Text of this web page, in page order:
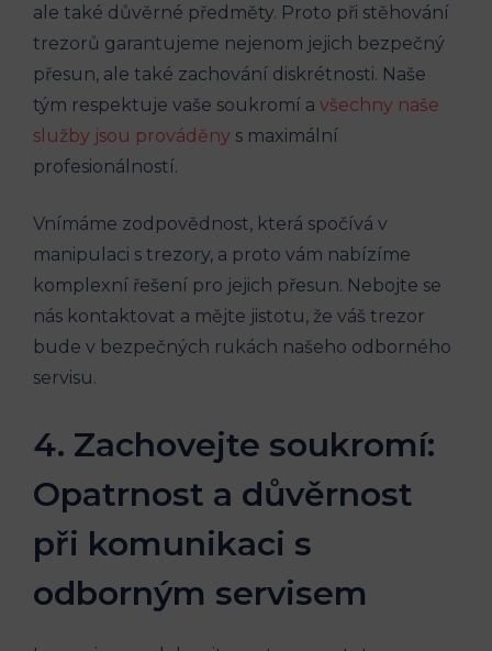
ale také důvěrné předměty. Proto při stěhování
trezorů garantujeme nejenom jejich bezpečný
přesun, ale také zachování diskrétnosti. Naše
tým respektuje vaše soukromí a všechny naše
služby jsou prováděny s maximální
profesionálností.
Vnímáme zodpovědnost, která spočívá v
manipulaci s trezory, a proto vám nabízíme
komplexní řešení pro jejich přesun. Nebojte se
nás kontaktovat a mějte jistotu, že váš trezor
bude v bezpečných rukách našeho odborného
servisu.
4. Zachovejte soukromí:
Opatrnost a důvěrnost
při komunikaci s
odborným servisem